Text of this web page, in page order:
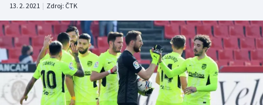
DALŠÍ SPORTY
Americký fotbal
Baseball a softbal
NEPŘEHLÉDNĚTE
Soutěže
13. 2. 2021 | Zdroj: ČTK